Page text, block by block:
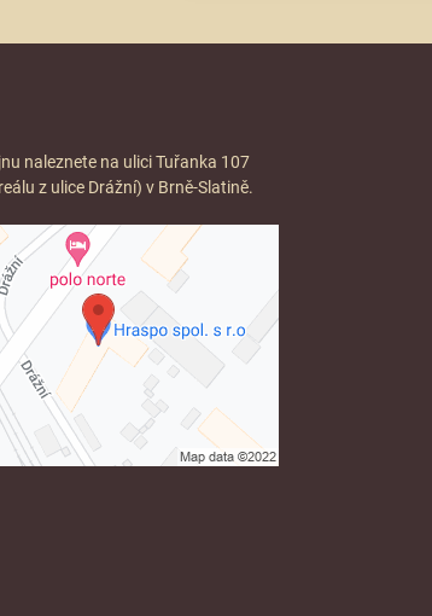
naleznete na ulici Tuřanka 107
z ulice Drážní) v Brně-Slatině.